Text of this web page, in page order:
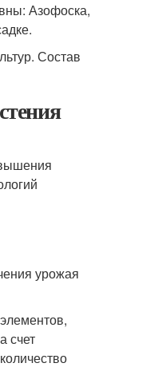
Азофоска,
Состав
урожая
счет